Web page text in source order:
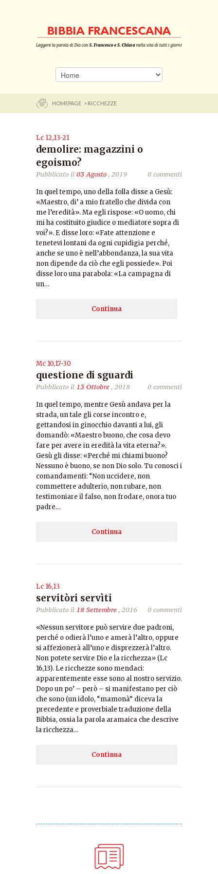
HOMEPAGE > RICCHEZZE
Lc 12,13-21
demolire: magazzini o
egoismo?
Pubblicato il 03 Agosto, 2019 0 commenti
In quel tempo, uno della folla disse a Gesù:
«Maestro, di’ a mio fratello che divida con
me l’eredità». Ma egli rispose: «O uomo, chi
mi ha costituito giudice o mediatore sopra di
voi?». E disse loro: «Fate attenzione e
tenetevi lontani da ogni cupidigia perché,
anche se uno è nell’abbondanza, la sua vita
non dipende da ciò che egli possiede». Poi
disse loro una parabola: «La campagna di
un…
Continua
Mc 10,17-30
questione di sguardi
Pubblicato il 13 Ottobre, 2018 0 commenti
In quel tempo, mentre Gesù andava per la
strada, un tale gli corse incontro e,
gettandosi in ginocchio davanti a lui, gli
domandò: «Maestro buono, che cosa devo
fare per avere in eredità la vita eterna?».
Gesù gli disse: «Perché mi chiami buono?
Nessuno è buono, se non Dio solo. Tu conosci i
comandamenti: “Non uccidere, non
commettere adulterio, non rubare, non
testimoniare il falso, non frodare, onora tuo
padre…
Continua
Lc 16,13
servitòri servìti
Pubblicato il 18 Settembre, 2016 0 commenti
«Nessun servitore può servire due padroni,
perché o odierà l’uno e amerà l’altro, oppure
si affezionerà all’uno e disprezzerà l’altro.
Non potete servire Dio e la ricchezza» (Lc
16,13). Le ricchezze sono mendaci:
apparentemente esse sono al nostro servizio.
Dopo un po’ – però – si manifestano per ciò
che sono (un idolo, “mamonà” diceva la
precedente e proverbiale traduzione della
Bibbia, ossia la parola aramaica che descrive
la ricchezza…
Continua